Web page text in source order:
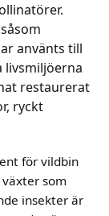
använts till
restaurerat
ryckt
för vildbin
som
insekter är